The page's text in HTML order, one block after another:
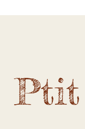
Ptit